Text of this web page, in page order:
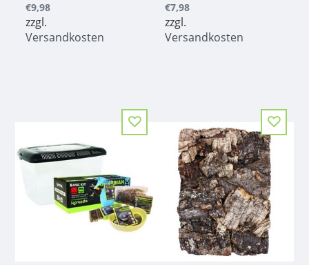
€9,98
zzgl.
Versandkosten
€7,98
zzgl.
Versandkosten